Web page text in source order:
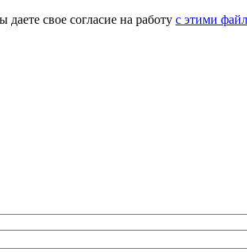
свое согласие на работу с этими